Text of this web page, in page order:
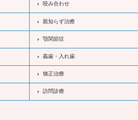
咬み合わせ
親知らず治療
顎関節症
義歯・入れ歯
矯正治療
訪問診療